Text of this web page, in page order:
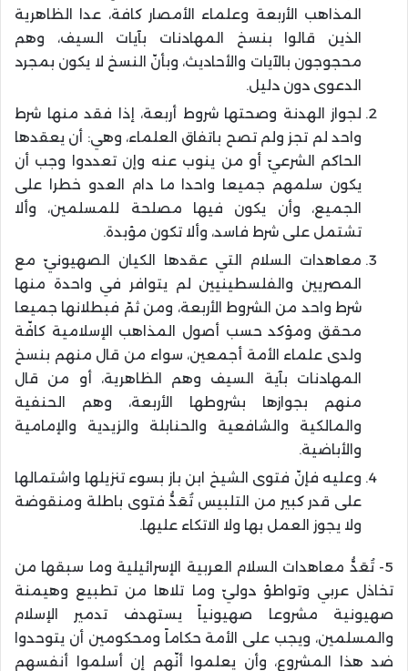
المذاهب الأربعة وعلماء الأمصار كافة، عدا الظاهرية
الذين قالوا بنسخ المهادنات بآيات السيف، وهم
محجوجون بالآيات والأحاديث، وبأنّ النسخ لا يكون بمجرد
الدعوى دون دليل.
لجواز الهدنة وصحتها شروط أربعة، إذا فقد منها شرط
واحد لم تجز ولم تصح باتفاق العلماء، وهي: أن يعقدها
الحاكم الشرعيّ أو من ينوب عنه وإن تعددوا وجب أن
يكون سلمهم جميعا واحدا ما دام العدو خطرا على
الجميع، وأن يكون فيها مصلحة للمسلمين، وألا
تشتمل على شرط فاسد، وألا تكون مؤبدة.
معاهدات السلام التي عقدها الكيان الصهيونيّ مع
المصريين والفلسطينيين لم يتوافر في واحدة منها
شرط واحد من الشروط الأربعة، ومن ثمّ فبطلانها جميعا
محقق ومؤكد حسب أصول المذاهب الإسلامية كافّة
ولدى علماء الأمة أجمعين، سواء من قال منهم بنسخ
المهادنات بآية السيف وهم الظاهرية، أو من قال
منهم بجوازها بشروطها الأربعة، وهم الحنفية
والمالكية والشافعية والحنابلة والزيدية والإمامية
والأباضية.
وعليه فإنّ فتوى الشيخ ابن باز بسوء تنزيلها واشتمالها
على قدر كبير من التلبيس تُعَدُّ فتوى باطلة ومنقوضة
ولا يجوز العمل بها ولا الاتكاء عليها.
5- تُعَدُّ معاهدات السلام العربية الإسرائيلية وما سبقها من
تخاذل عربي وتواطؤ دوليّ وما تلاها من تطبيع وهيمنة
صهيونية مشروعا صهيونياً يستهدف تدمير الإسلام
والمسلمين، ويجب على الأمة حكاماً ومحكومين أن يتوحدوا
ضد هذا المشروع، وأن يعلموا أنّهم إن أسلموا أنفسهم